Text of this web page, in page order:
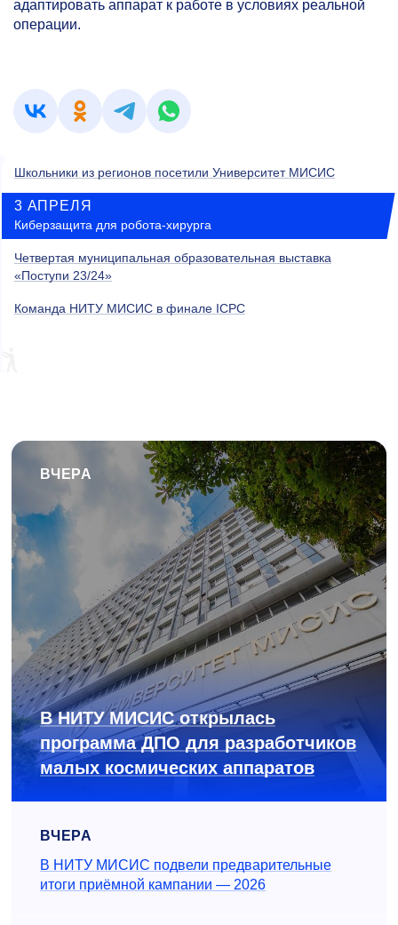
адаптировать аппарат к работе в условиях реальной
операции.
Школьники из регионов посетили Университет МИСИС
3 АПРЕЛЯ
Киберзащита для робота-хирурга
Четвертая муниципальная образовательная выставка
«Поступи 23/24»
Команда НИТУ МИСИС в финале ICPC
ВЧЕРА
В НИТУ МИСИС открылась
программа ДПО для разработчиков
малых космических аппаратов
ВЧЕРА
В НИТУ МИСИС подвели предварительные
итоги приёмной кампании — 2026